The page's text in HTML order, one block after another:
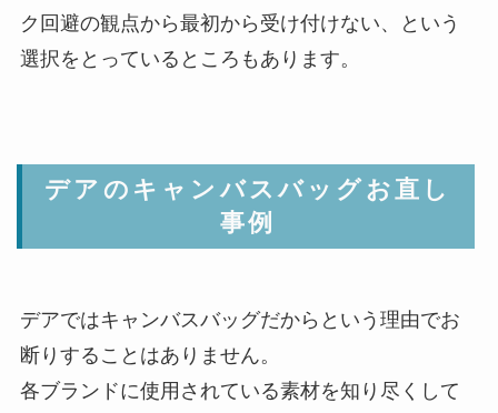
ク回避の観点から最初から受け付けない、という
選択をとっているところもあります。
デアのキャンバスバッグお直し
事例
デアではキャンバスバッグだからという理由でお
断りすることはありません。
各ブランドに使用されている素材を知り尽くして